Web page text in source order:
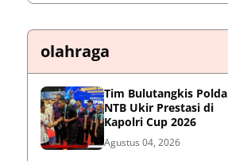
olahraga
Tim Bulutangkis Polda
NTB Ukir Prestasi di
Kapolri Cup 2026
Agustus 04, 2026